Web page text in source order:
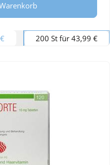
200 St für 43,99 €